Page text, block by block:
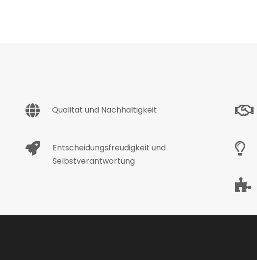
Qualität und Nachhaltigkeit
Entscheidungsfreudigkeit und
Selbstverantwortung